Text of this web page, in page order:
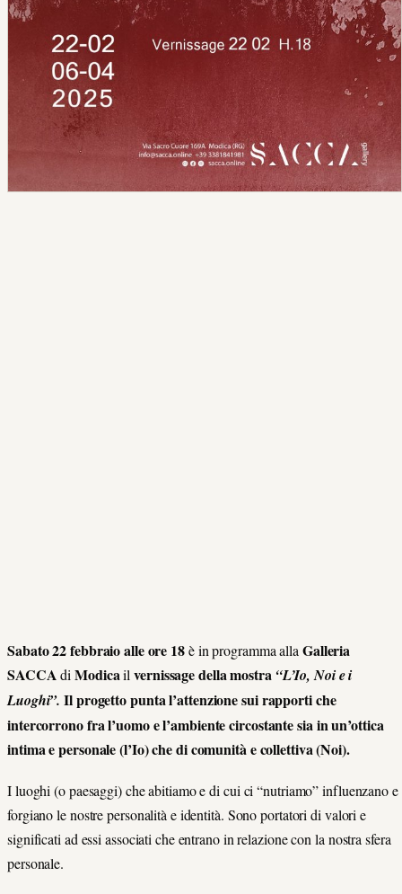
Sabato 22 febbraio alle ore 18è in programma alla Galleria
SACCAdi Modicail vernissage della mostra “L’Io, Noi e i
Luoghi”.Il progetto punta l’attenzione sui rapporti che
intercorrono fra l’uomo e l’ambiente circostante sia in un’ottica
intima e personale (l’Io) che di comunità e collettiva (Noi).
I luoghi (o paesaggi) che abitiamo e di cui ci “nutriamo” influenzano e
forgiano le nostre personalità e identità. Sono portatori di valori e
significati ad essi associati che entrano in relazione con la nostra sfera
personale.